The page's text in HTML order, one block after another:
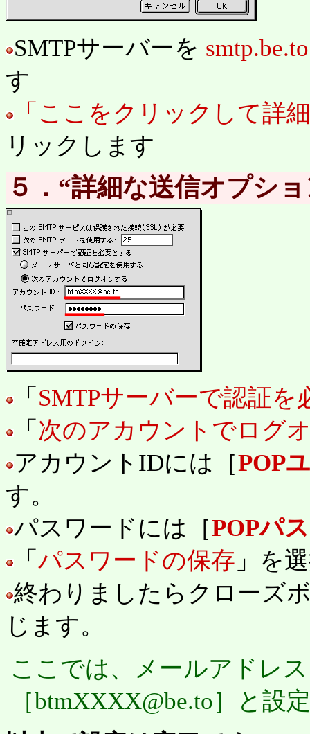
SMTPサーバーを smtp.be.to
す
「ここをクリックして詳
リックします
５．“詳細な送信オプシ
「 SMTPサーバーで認証を
「 次のアカウントでログ
アカウントIDには［POP
す。
パスワードには［POPパ
「 パスワードの保存 」を
終わりましたらクローズ
じます。
ここでは、メールアドレ
［btmXXXX@be.to］と設